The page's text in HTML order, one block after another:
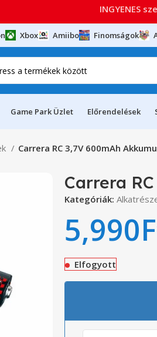
Xbox Amiibo Finomságok
Game Park Üzlet Előrendelések
Carrera RC 3,7V 600mAh
Carrera
Kategóriák:
5,990
Elfogyott
INGYENES